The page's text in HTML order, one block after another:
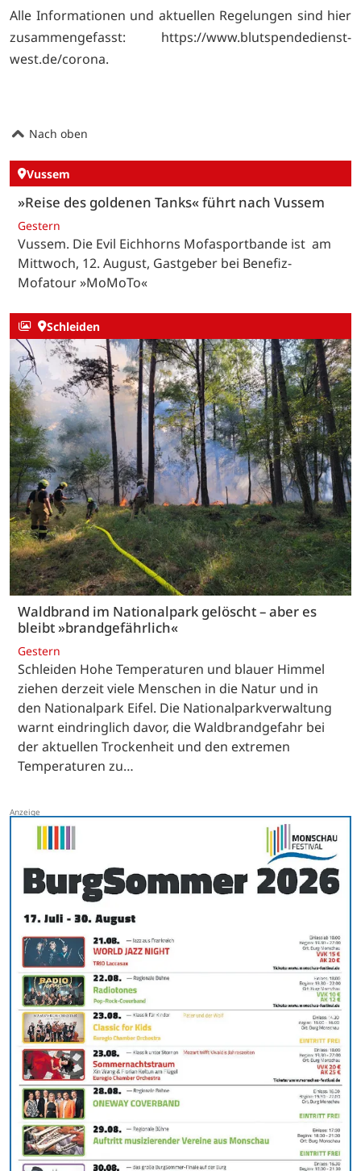
Alle Informationen und aktuellen Regelungen sind hier
zusammengefasst: https://www.blutspendedienst-
west.de/corona.
Nach oben
Vussem
»Reise des goldenen Tanks« führt nach Vussem
Gestern
Vussem. Die Evil Eichhorns Mofasportbande ist am
Mittwoch, 12. August, Gastgeber bei Benefiz-
Mofatour »MoMoTo«
Schleiden
Waldbrand im Nationalpark gelöscht – aber es
bleibt »brandgefährlich«
Gestern
Schleiden Hohe Temperaturen und blauer Himmel
ziehen derzeit viele Menschen in die Natur und in
den Nationalpark Eifel. Die Nationalparkverwaltung
warnt eindringlich davor, die Waldbrandgefahr bei
der aktuellen Trockenheit und den extremen
Temperaturen zu…